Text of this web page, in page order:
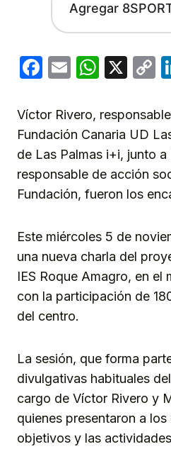
Agregar
Facebook
Email X
Víctor Rivero,
Fundación Canaria UD
de Las Palmas i+i, junto
responsable de acción
Fundación, fueron los
Este miércoles 5 de
una nueva charla del
IES Roque Amagro, en el
con la participación de
del centro.
La sesión, que forma
divulgativas habituales
cargo de Víctor Rivero y
quienes presentaron a
objetivos y las